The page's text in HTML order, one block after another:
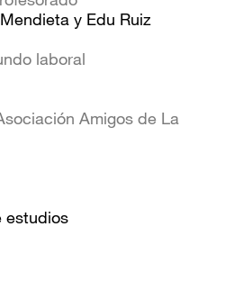
y Edu Ruiz
laboral
Amigos de La
estudios